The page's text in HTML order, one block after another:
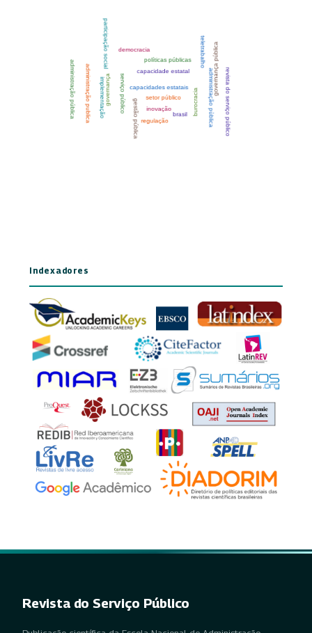
Indexadores
Revista do Serviço Público